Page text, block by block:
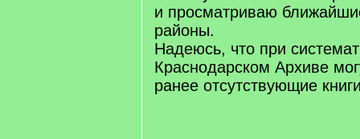
и просматриваю
районы.
Надеюсь, что при
Краснодарском Архиве
ранее отсутствующие